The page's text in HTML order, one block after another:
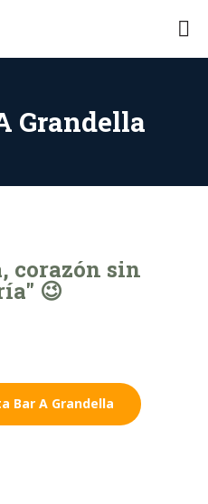
Grandella
corazón sin
😉
Bar A Grandella